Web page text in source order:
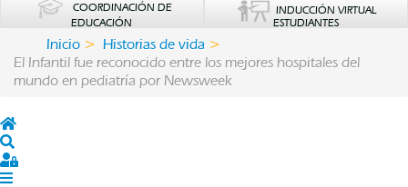
COORDINACIÓN DE
EDUCACIÓN
INDUCCIÓN VIRTUAL
ESTUDIANTES
Inicio
Historias de vida
El Infantil fue reconocido entre los mejores hospitales del
mundo en pediatría por Newsweek
Home
Sign In